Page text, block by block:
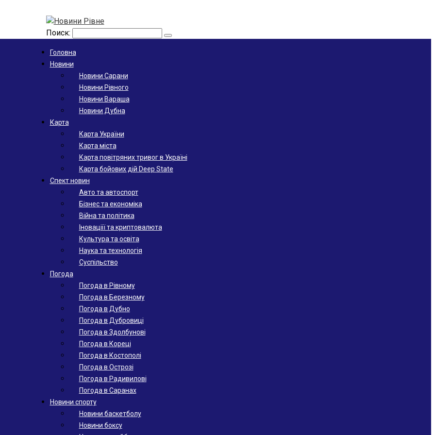
Поиск:
Головна
Новини
Новини Сарани
Новини Рівного
Новини Вараша
Новини Дубна
Карта
Карта України
Карта міста
Карта повітряних тривог в Україні
Карта бойових дій Deep State
Спект новин
Авто та автоспорт
Бізнес та економіка
Війна та політика
Іноваціії та криптовалюта
Культура та освіта
Наука та технологія
Суспільство
Погода
Погода в Рівному
Погода в Березному
Погода в Дубно
Погода в Дубровиці
Погода в Здолбунові
Погода в Кореці
Погода в Костополі
Погода в Острозі
Погода в Радивилові
Погода в Саранах
Новини спорту
Новини баскетболу
Новини боксу